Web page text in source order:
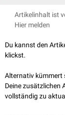
Carbonsäuren kann
herstellen. Formal
Atom ist das
unterschiedlich
Vergleich mit den
Reaktionsverhalten
Einteilung
Artikelinhalt ist
Hier melden
Du kannst den
klickst.
Alternativ kümmert
Deine zusätzlichen
vollständig zu